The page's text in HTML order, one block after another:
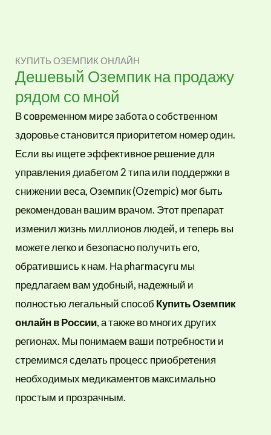
КУПИТЬ ОЗЕМПИК ОНЛАЙН
Дешевый Оземпик на продажу
рядом со мной
В современном мире забота о собственном
здоровье становится приоритетом номер один.
Если вы ищете эффективное решение для
управления диабетом 2 типа или поддержки в
снижении веса, Оземпик (Ozempic) мог быть
рекомендован вашим врачом. Этот препарат
изменил жизнь миллионов людей, и теперь вы
можете легко и безопасно получить его,
обратившись к нам. На pharmacyru мы
предлагаем вам удобный, надежный и
полностью легальный способ Купить Оземпик
онлайн в России, а также во многих других
регионах. Мы понимаем ваши потребности и
стремимся сделать процесс приобретения
необходимых медикаментов максимально
простым и прозрачным.